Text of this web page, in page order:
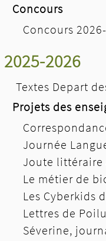
Concours
Concours
2025-2026
Textes Depart
Projets des
Journée
Joute littéraire
Le métier de
Les Cyberkids
Lettres de
Séverine,